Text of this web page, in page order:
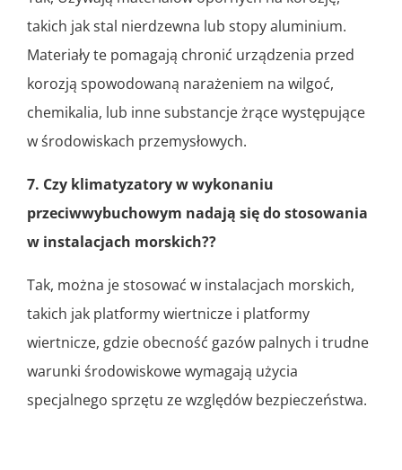
takich jak stal nierdzewna lub stopy aluminium.
Materiały te pomagają chronić urządzenia przed
korozją spowodowaną narażeniem na wilgoć,
chemikalia, lub inne substancje żrące występujące
w środowiskach przemysłowych.
7. Czy klimatyzatory w wykonaniu
przeciwwybuchowym nadają się do stosowania
w instalacjach morskich??
Tak, można je stosować w instalacjach morskich,
takich jak platformy wiertnicze i platformy
wiertnicze, gdzie obecność gazów palnych i trudne
warunki środowiskowe wymagają użycia
specjalnego sprzętu ze względów bezpieczeństwa.